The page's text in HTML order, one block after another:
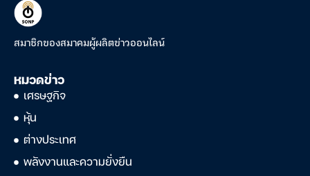
สมาชิกของสมาคมผู้ผลิตข่าวออนไลน์
หมวดข่าว
เศรษฐกิจ
หุ้น
ต่างประเทศ
พลังงานและความยั่งยืน